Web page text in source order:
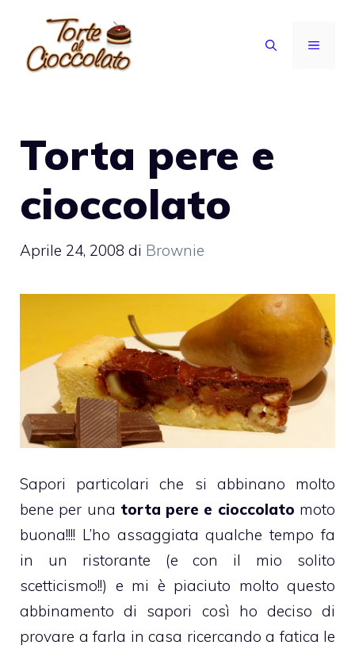
contenuto
MENU
Torta pere e
cioccolato
Aprile 24, 2008 di Brownie
Sapori particolari che si abbinano molto
bene per una torta pere e cioccolato moto
buona!!!! L’ho assaggiata qualche tempo fa
in un ristorante (e con il mio solito
scetticismo!!) e mi è piaciuto molto questo
abbinamento di sapori così ho deciso di
provare a farla in casa ricercando a fatica le